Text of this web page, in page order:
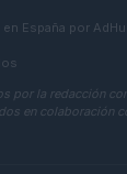
España por
por la redacción
en colaboración